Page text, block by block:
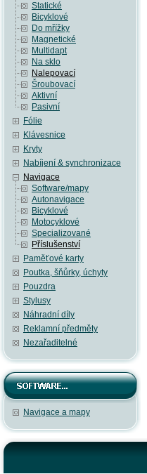
Statické
Bicyklové
Do mřížky
Magnetické
Multidapt
Na sklo
Nalepovací
Šroubovací
Aktivní
Pasivní
Fólie
Klávesnice
Kryty
Nabíjení & synchronizace
Navigace
Software/mapy
Autonavigace
Bicyklové
Motocyklové
Specializované
Příslušenství
Paměťové karty
Poutka, šňůrky, úchyty
Pouzdra
Stylusy
Náhradní díly
Reklamní předměty
Nezařaditelné
Navigace a mapy